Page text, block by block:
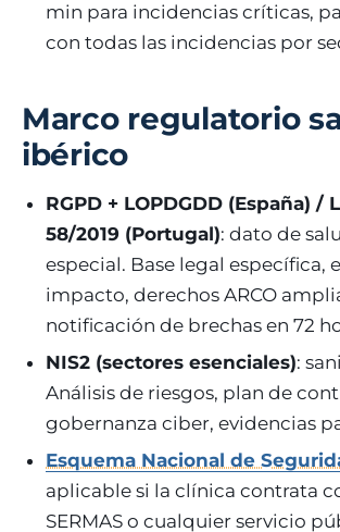
min para incidencias críticas,
con todas las incidencias por
Marco regulatorio
ibérico
RGPD + LOPDGDD (España) /
58/2019 (Portugal): dato de
especial. Base legal específica,
impacto, derechos ARCO
notificación de brechas en 72
NIS2 (sectores esenciales):
Análisis de riesgos, plan de
gobernanza ciber, evidencias
Esquema Nacional de
aplicable si la clínica contrata
SERMAS o cualquier servicio